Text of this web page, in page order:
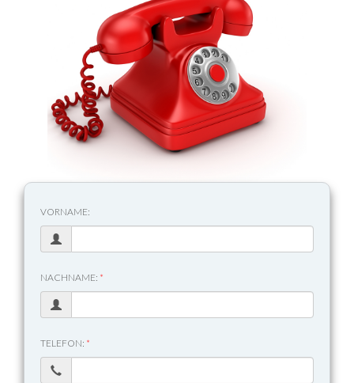
VORNAME:
NACHNAME: *
TELEFON: *